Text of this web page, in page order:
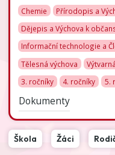
Chemie
Přírodopis a
Dějepis a Výchova k
Informační technologie a
Tělesná výchova
3. ročníky
4. ročníky 5.
Dokumenty
Škola Žáci